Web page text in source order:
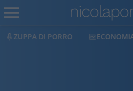
ECONOMIA LIBERILIBRI